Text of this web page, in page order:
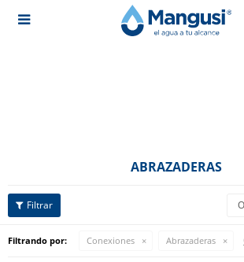

ABRAZADERAS
Filtrando por: Conexiones Abrazaderas